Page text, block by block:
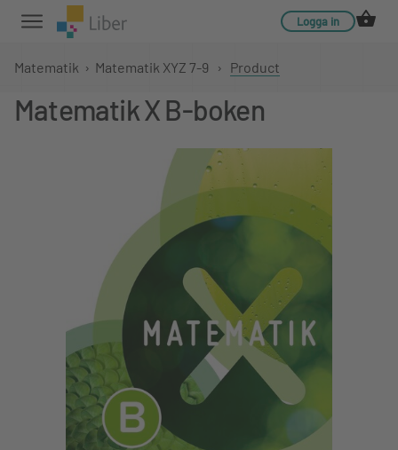
Logga in
Matematik › Matematik XYZ 7-9 › Product
Matematik X B-boken